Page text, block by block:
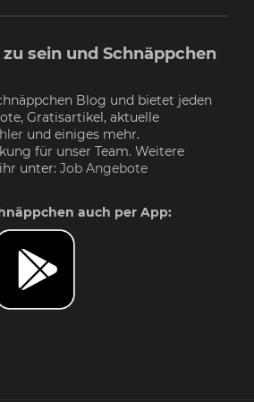
sein und Schnäppchen
Blog und bietet jeden
Gratisartikel, aktuelle
und einiges mehr.
für unser Team. Weitere
unter: Job Angebote
auch per App: